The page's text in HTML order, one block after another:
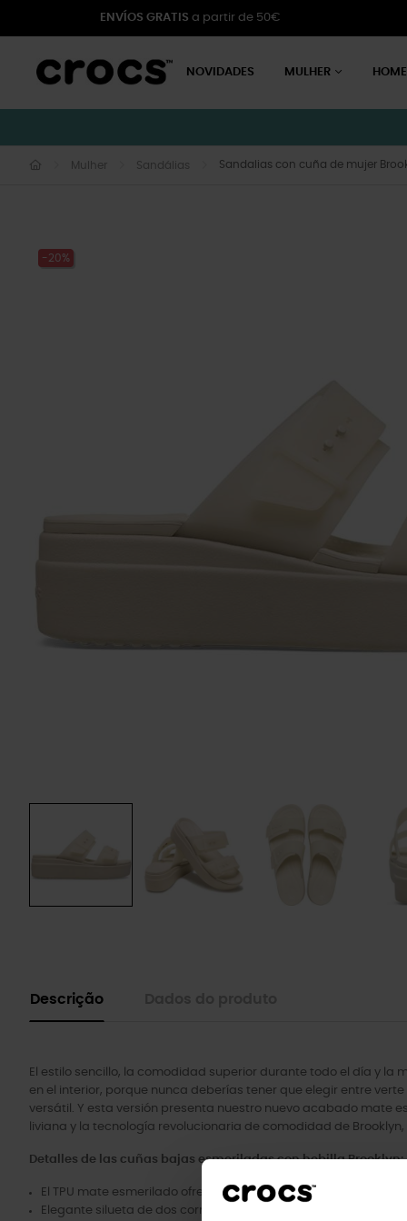
ENVÍOS GRATIS a partir de 50€
NOVIDADES MULHER
Mulher Sandálias Sandalias con cuña de mujer
-20%
Descrição
El estilo sencillo, la comodidad superior durante todo el día y
en el interior, porque nunca deberías tener que elegir entre
versátil. Y esta versión presenta nuestro nuevo acabado mate
liviana y la tecnología revolucionaria de comodidad de
Detalles de las cuñas bajas esmeriladas con hebilla Brooklyn:
El TPU mate esmerilado ofrece una translucidez sutil y elegante
Elegante silueta de dos correas con dos puntos de ajuste